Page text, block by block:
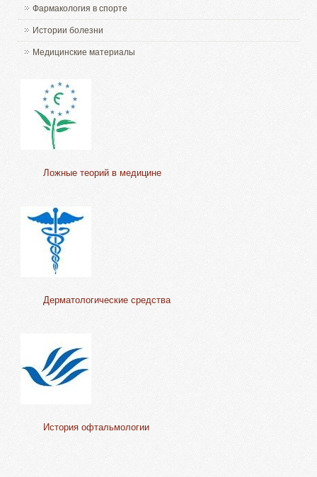
Фармакология в спорте
Истории болезни
Медицинские материалы
Ложные теорий в медицине
Дерматологические средства
История офтальмологии